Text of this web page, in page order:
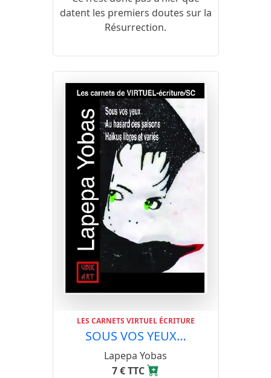
datent les premiers doutes sur la
Résurrection.
LES CARNETS VIRTUEL ÉCRITURE
SOUS VOS YEUX…
Lapepa Yobas
7 € TTC